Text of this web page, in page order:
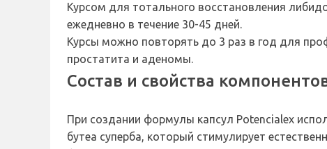
Курсом для тотального восстановления
ежедневно в течение 30-45 дней.
Курсы можно повторять до 3 раз в год для
простатита и аденомы.
Состав и свойства
При создании формулы капсул Potencialex
бутеа суперба, который стимулирует